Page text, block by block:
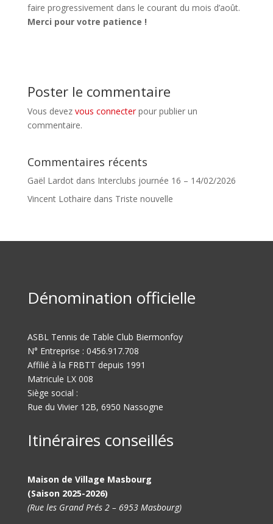
faire progressivement dans le courant du mois d’août.
Merci pour votre patience !
Poster le commentaire
Vous devez vous connecterpour publier un
commentaire.
Commentaires récents
Gaël Lardotdans Interclubs journée 16 – 14/02/2026
Vincent Lothaire dans Triste nouvelle
Dénomination officielle
ASBL Tennis de Table Club Biermonfoy
N° Entreprise : 0456.917.708
Affilié à la FRBTT depuis 1991
Matricule LX 008
Siège social :
Rue du Vivier 12B, 6950 Nassogne
Itinéraires conseillés
Maison de Village Masbourg
(Saison 2025-2026)
(Rue les Grand Prés 2 – 6953 Masbourg)